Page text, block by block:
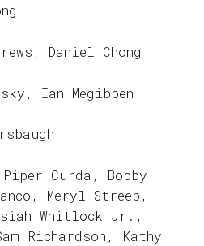
Daniel Chong
Ian Megibben
Piper Curda, Bobby
Meryl Streep,
Whitlock Jr.,
Richardson, Kathy